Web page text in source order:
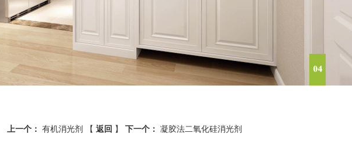
上一个： 有机消光剂 【 返回 】 下一个： 凝胶法二氧化硅消光剂